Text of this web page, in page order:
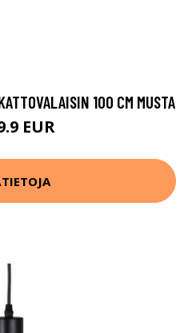
100 CM MUSTA
EUR